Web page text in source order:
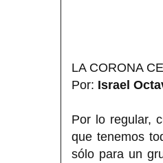
LA CORONA
Por: Israel
Por lo regular,
que tenemos
sólo para un